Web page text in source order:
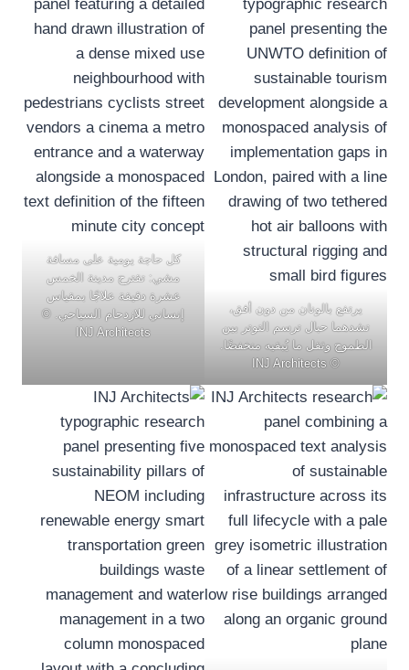
يرتفع بالونان من دون أفق،
تشدهما حبال ترسم التوتر بين
الطموح وثقل ما يُبقيه منخفضًا.
© INJ Architects
كل حاجة يومية على مسافة
مشي: تقترح مدينة الخمس
عشرة دقيقة علاجًا بمقياس
إنساني للازدحام السياحي. ©
INJ Architects